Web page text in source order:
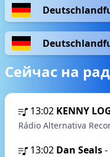
Сейчас на
13:02 KENNY
Rádio Alternativa
13:02 Dan Seals-